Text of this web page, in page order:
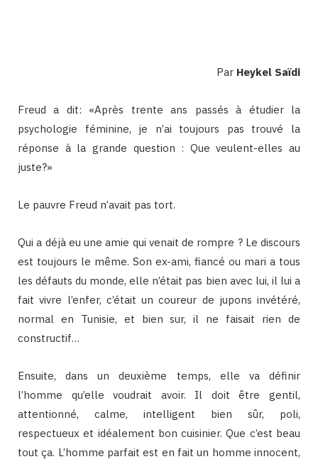
Par Heykel Saïdi
Freud a dit: «Après trente ans passés à étudier la
psychologie féminine, je n’ai toujours pas trouvé la
réponse à la grande question : Que veulent-elles au
juste?»
Le pauvre Freud n’avait pas tort.
Qui a déjà eu une amie qui venait de rompre ? Le discours
est toujours le même. Son ex-ami, fiancé ou mari a tous
les défauts du monde, elle n’était pas bien avec lui, il lui a
fait vivre l’enfer, c’était un coureur de jupons invétéré,
normal en Tunisie, et bien sur, il ne faisait rien de
constructif…
Ensuite, dans un deuxième temps, elle va définir
l’homme qu’elle voudrait avoir. Il doit être gentil,
attentionné, calme, intelligent bien sûr, poli,
respectueux et idéalement bon cuisinier. Que c’est beau
tout ça. L’homme parfait est en fait un homme innocent,